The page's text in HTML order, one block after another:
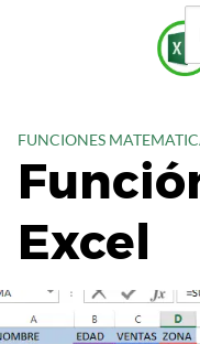
t
e
FUNCIONES
Excel